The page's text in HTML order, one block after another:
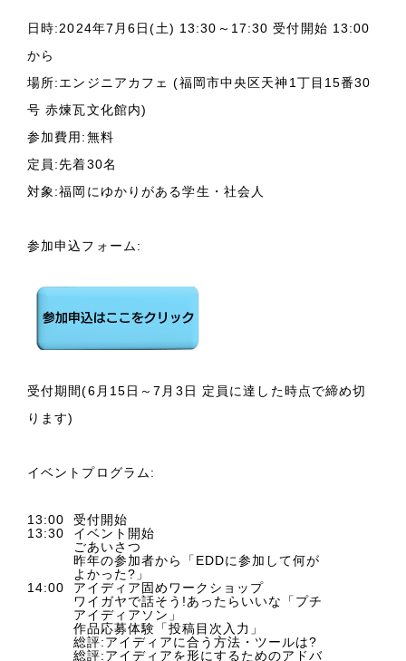
日時:2024年7月6日(土) 13:30～17:30 受付開始 13:00
から
場所:エンジニアカフェ (福岡市中央区天神1丁目15番30
号 赤煉瓦文化館内)
参加費用:無料
定員:先着30名
対象:福岡にゆかりがある学生・社会人
参加申込フォーム:
受付期間(6月15日～7月3日 定員に達した時点で締め切
ります)
イベントプログラム:
13:00
受付開始
13:30
イベント開始
ごあいさつ
昨年の参加者から「EDDに参加して何が
よかった?」
14:00
アイディア固めワークショップ
ワイガヤで話そう!あったらいいな「プチ
アイディアソン」
作品応募体験「投稿目次入力」
総評:アイディアに合う方法・ツールは?
総評:アイディアを形にするためのアドバ